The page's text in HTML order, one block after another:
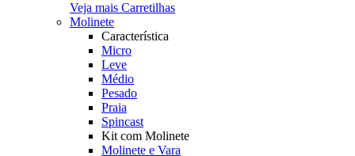
Veja mais Carretilhas
Molinete
Característica
Micro
Leve
Médio
Pesado
Praia
Spincast
Kit com Molinete
Molinete e Vara